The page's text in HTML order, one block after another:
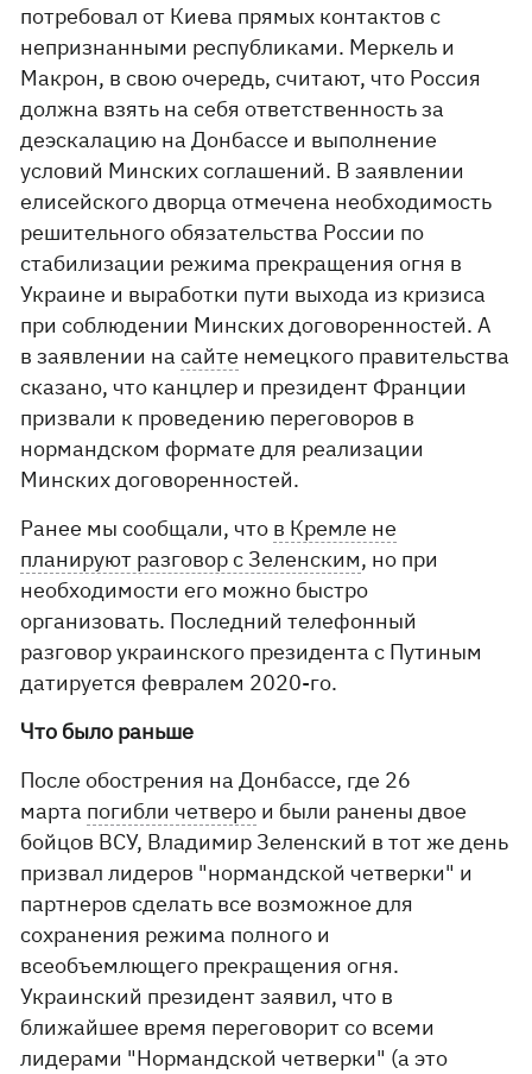
потребовал от Киева прямых контактов с
непризнанными республиками. Меркель и
Макрон, в свою очередь, считают, что Россия
должна взять на себя ответственность за
деэскалацию на Донбассе и выполнение
условий Минских соглашений. В заявлении
елисейского дворца отмечена необходимость
решительного обязательства России по
стабилизации режима прекращения огня в
Украине и выработки пути выхода из кризиса
при соблюдении Минских договоренностей. А
в заявлении насайте немецкого правительства
сказано, что канцлер и президент Франции
призвали к проведению переговоров в
нормандском формате для реализации
Минских договоренностей.
Ранее мы сообщали, что в Кремле не
планируют разговор с Зеленским, но при
необходимости его можно быстро
организовать. Последний телефонный
разговор украинского президента с Путиным
датируется февралем 2020-го.
Что было раньше
После обострения на Донбассе, где 26
марта погибли четверо и были ранены двое
бойцов ВСУ, Владимир Зеленский в тот же день
призвал лидеров "нормандской четверки" и
партнеров сделать все возможное для
сохранения режима полного и
всеобъемлющего прекращения огня.
Украинский президент заявил, что в
ближайшее время переговорит со всеми
лидерами "Нормандской четверки" (а это